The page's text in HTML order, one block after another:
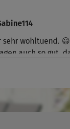
sehr wohltuend.
auch so gut,
Einheit,
wohl fühlte.